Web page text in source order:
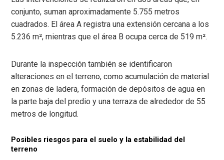
conjunto, suman aproximadamente 5.755 metros
cuadrados. El área A registra una extensión cercana a los
5.236 m², mientras que el área B ocupa cerca de 519 m².
Durante la inspección también se identificaron
alteraciones en el terreno, como acumulación de material
en zonas de ladera, formación de depósitos de agua en
la parte baja del predio y una terraza de alrededor de 55
metros de longitud.
Posibles riesgos para el suelo y la estabilidad del
terreno